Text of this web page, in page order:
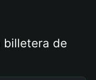
billetera de